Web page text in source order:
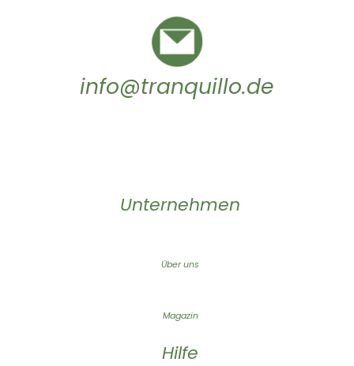
info@tranquillo.de
Unternehmen
Über uns
Magazin
Hilfe